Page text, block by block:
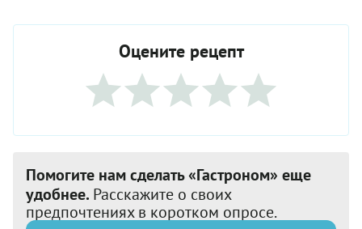
Оцените рецепт
Помогите нам сделать «Гастроном» еще
удобнее. Расскажите о своих
предпочтениях в коротком опросе.